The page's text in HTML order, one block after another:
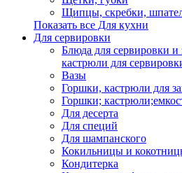
Щипцы, скребки,
Показать все Для кухни
Для сервировки
Блюда для сервировки
кастрюли для
Вазы
Горшки, кастрюли для
Горшки;
Для десерта
Для специй
Для шампанского
Кокильницы и
Кондитерка